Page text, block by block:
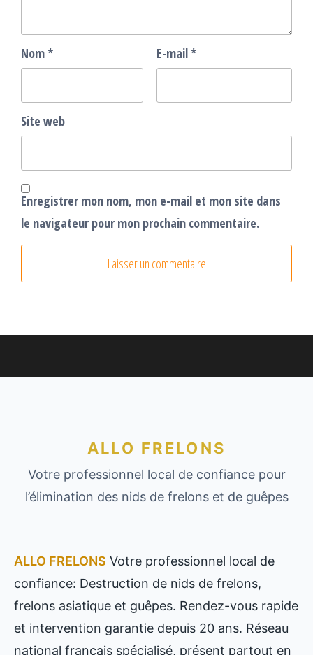
Nom* E-mail*
Site web
Enregistrer mon nom, mon e-mail et mon site dans
le navigateur pour mon prochain commentaire.
ALLO FRELONS
Votre professionnel local de confiance pour
l’élimination des nids de frelons et de guêpes
ALLO FRELONS Votre professionnel local de
confiance: Destruction de nids de frelons,
frelons asiatique et guêpes. Rendez-vous rapide
et intervention garantie depuis 20 ans. Réseau
national français spécialisé, présent partout en